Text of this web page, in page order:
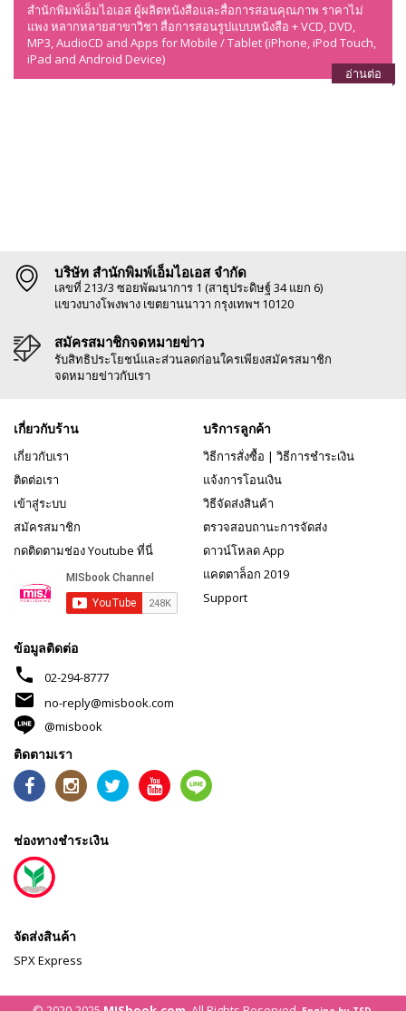
สำนักพิมพ์เอ็มไอเอส ผู้ผลิตหนังสือและสื่อการสอนคุณภาพ ราคาไม่
แพง หลากหลายสาขาวิชา สื่อการสอนรูปแบบหนังสือ + VCD, DVD,
MP3, AudioCD and Apps for Mobile / Tablet (iPhone, iPod Touch,
iPad and Android Device)
อ่านต่อ
บริษัท สำนักพิมพ์เอ็มไอเอส จำกัด
เลขที่ 213/3 ซอยพัฒนาการ 1 (สาธุประดิษฐ์ 34 แยก 6)
แขวงบางโพงพาง เขตยานนาวา กรุงเทพฯ 10120
สมัครสมาชิกจดหมายข่าว
รับสิทธิประโยชน์และส่วนลดก่อนใครเพียงสมัครสมาชิก
จดหมายข่าวกับเรา
เกี่ยวกับร้าน
เกี่ยวกับเรา
ติดต่อเรา
เข้าสู่ระบบ
สมัครสมาชิก
กดติดตามช่อง Youtube ที่นี่
บริการลูกค้า
วิธีการสั่งซื้อ | วิธีการชำระเงิน
แจ้งการโอนเงิน
วิธีจัดส่งสินค้า
ตรวจสอบถานะการจัดส่ง
ดาวน์โหลด App
แคตตาล็อก 2019
Support
ข้อมูลติดต่อ
phone 02-294-8777
mail
no-reply@misbook.com
@misbook
ติดตามเรา
ช่องทางชำระเงิน
จัดส่งสินค้า
SPX Express